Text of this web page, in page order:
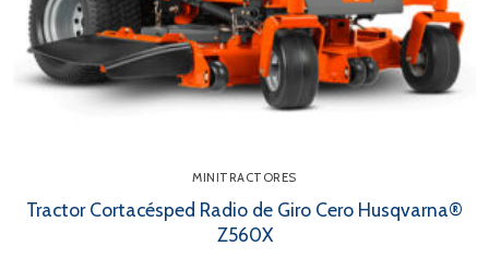
MINITRACTORES
Tractor Cortacésped Radio de Giro Cero Husqvarna®
Z560X